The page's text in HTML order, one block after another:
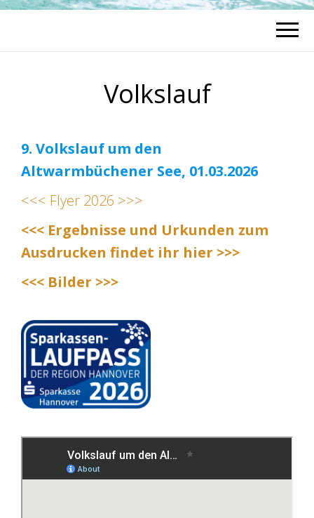
Volkslauf
9. Volkslauf um den
Altwarmbüchener See, 01.03.2026
<<< Flyer 2026 >>>
<<< Ergebnisse und Urkunden zum
Ausdrucken findet ihr hier >>>
<<< Bilder >>>